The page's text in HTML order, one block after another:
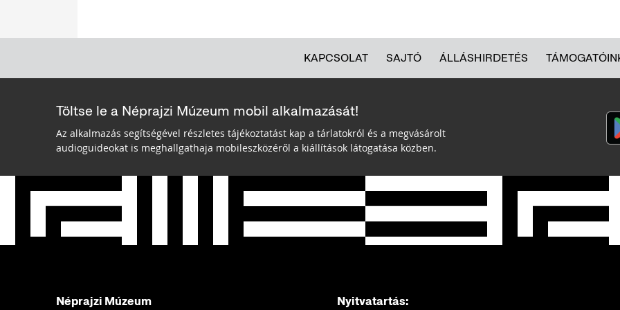
KAPCSOLAT SAJTÓ ÁLLÁSHIRDETÉS
Töltse le a Néprajzi Múzeum mobil alkalmazását!
Az alkalmazás segítségével részletes tájékoztatást kap a tárlatokról és a megvásárolt
audioguideokat is meghallgathaja mobileszközéről a kiállítások látogatása közben.
Néprajzi Múzeum Nyitvatartás: